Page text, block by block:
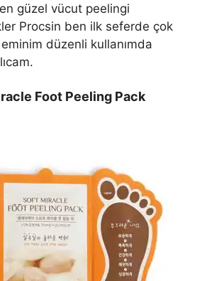
güzel vücut peelingi
Procsin ben ilk seferde çok
düzenli kullanımda
Foot Peeling Pack